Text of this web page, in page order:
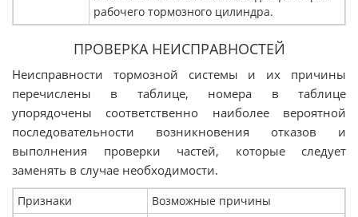
рабочего тормозного цилиндра.
ПРОВЕРКА НЕИСПРАВНОСТЕЙ
Неисправности тормозной системы и их причины
перечислены в таблице, номера в таблице
упорядочены соответственно наиболее вероятной
последовательности возникновения отказов и
выполнения проверки частей, которые следует
заменять в случае необходимости.
Признаки Возможные причины